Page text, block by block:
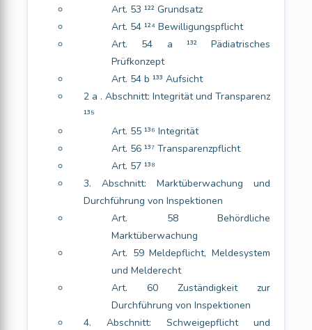
Art. 53 ¹²² Grundsatz
Art. 54 ¹²⁴ Bewilligungspflicht
Art. 54 a ¹³² Pädiatrisches
Prüfkonzept
Art. 54 b ¹³³ Aufsicht
2 a . Abschnitt: Integrität und Transparenz
¹³⁵
Art. 55 ¹³⁶ Integrität
Art. 56 ¹³⁷ Transparenzpflicht
Art. 57 ¹³⁸
3. Abschnitt: Marktüberwachung und
Durchführung von Inspektionen
Art. 58 Behördliche
Marktüberwachung
Art. 59 Meldepflicht, Meldesystem
und Melderecht
Art. 60 Zuständigkeit zur
Durchführung von Inspektionen
4. Abschnitt: Schweigepflicht und